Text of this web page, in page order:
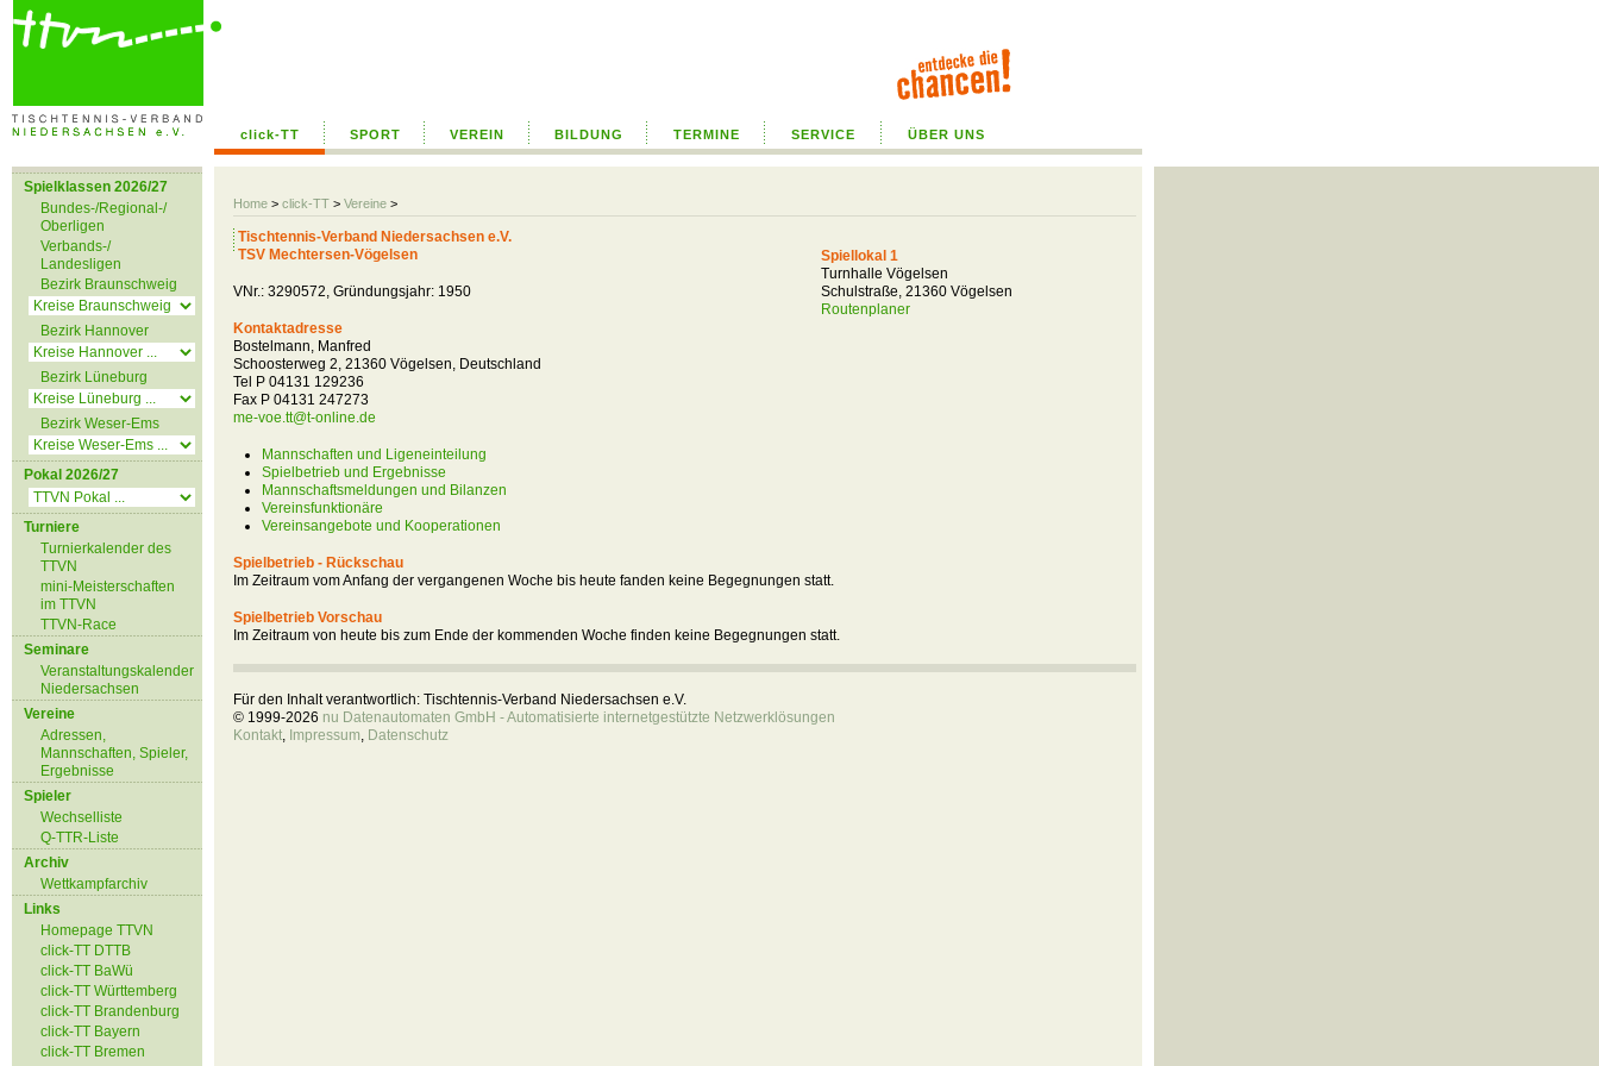
click-TT SPORT VEREIN BILDUNG TERMINE SERVICE ÜBER UNS
Home > click-TT > Vereine >
Spielklassen 2026/27
Bundes-/Regional-/
Oberligen
Verbands-/
Landesligen
Bezirk Braunschweig
Bezirk Hannover
Bezirk Lüneburg
Bezirk Weser-Ems
Pokal 2026/27
Turniere
Turnierkalender des
TTVN
mini-Meisterschaften
im TTVN
TTVN-Race
Seminare
Veranstaltungskalender
Niedersachsen
Vereine
Adressen,
Mannschaften, Spieler,
Ergebnisse
Spieler
Wechselliste
Q-TTR-Liste
Archiv
Wettkampfarchiv
Links
Homepage TTVN
click-TT DTTB
click-TT BaWü
click-TT Württemberg
click-TT Brandenburg
click-TT Bayern
click-TT Bremen
Tischtennis-Verband Niedersachsen e.V.
TSV Mechtersen-Vögelsen
VNr.: 3290572, Gründungsjahr: 1950
Kontaktadresse
Bostelmann, Manfred
Schoosterweg 2, 21360 Vögelsen, Deutschland
Tel P 04131 129236
Fax P 04131 247273
me-voe.tt@t-online.de
Mannschaften und Ligeneinteilung
Spielbetrieb und Ergebnisse
Mannschaftsmeldungen und Bilanzen
Vereinsfunktionäre
Vereinsangebote und Kooperationen
Spiellokal 1
Turnhalle Vögelsen
Schulstraße, 21360 Vögelsen
Routenplaner
Spielbetrieb - Rückschau
Im Zeitraum vom Anfang der vergangenen Woche bis heute fanden keine Begegnungen statt.
Spielbetrieb Vorschau
Im Zeitraum von heute bis zum Ende der kommenden Woche finden keine Begegnungen statt.
Für den Inhalt verantwortlich: Tischtennis-Verband Niedersachsen e.V.
© 1999-2026 nu Datenautomaten GmbH - Automatisierte internetgestützte Netzwerklösungen
Kontakt, Impressum, Datenschutz